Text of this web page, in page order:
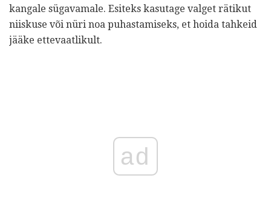
kangale sügavamale. Esiteks kasutage valget rätikut
niiskuse või nüri noa puhastamiseks, et hoida tahkeid
jääke ettevaatlikult.
ad